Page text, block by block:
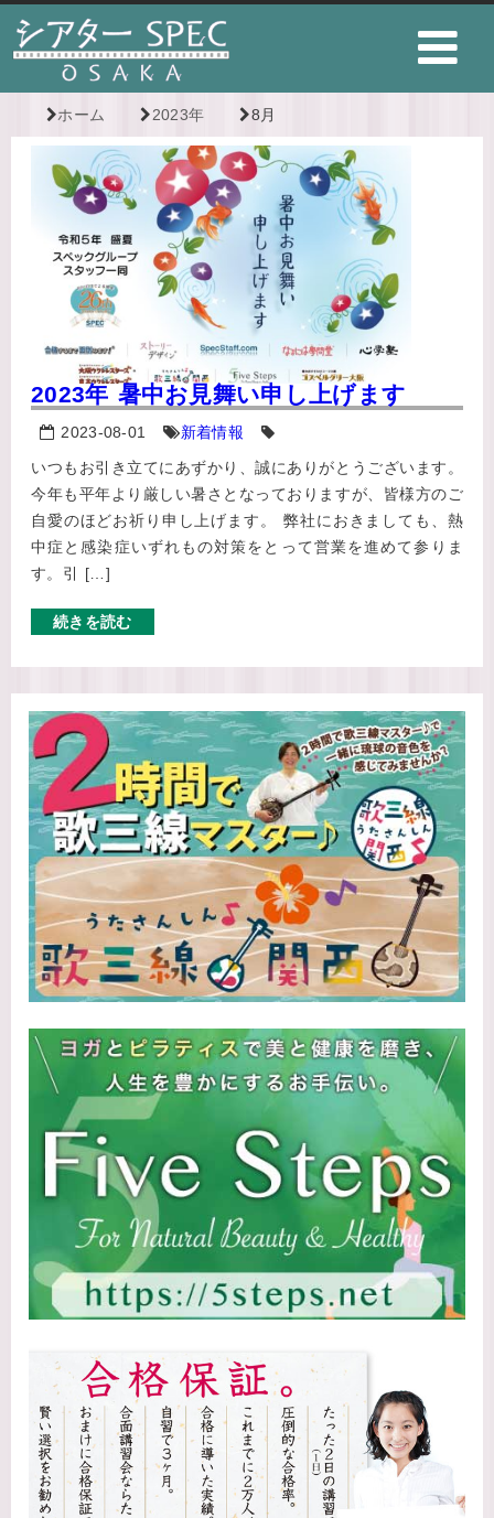
ホーム 2023年 8月
2023年 暑中お見舞い申し上げます
2023-08-01
新着情報
いつもお引き立てにあずかり、誠にありがとうございます。
今年も平年より厳しい暑さとなっておりますが、皆様方のご
自愛のほどお祈り申し上げます。 弊社におきましても、熱
中症と感染症いずれもの対策をとって営業を進めて参りま
す。引 […]
続きを読む